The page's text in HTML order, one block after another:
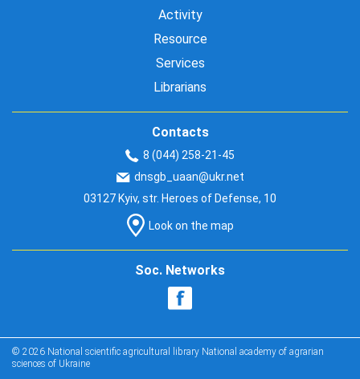
Activity
Resource
Services
Librarians
Contacts
8 (044) 258-21-45
dnsgb_uaan@ukr.net
03127 Kyiv, str. Heroes of Defense, 10
Look on the map
Soc. Networks
© 2026 National scientific agricultural library National academy of agrarian
sciences of Ukraine